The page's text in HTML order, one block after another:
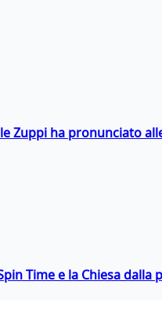
Zuppi ha pronunciato
Time e la Chiesa dalla